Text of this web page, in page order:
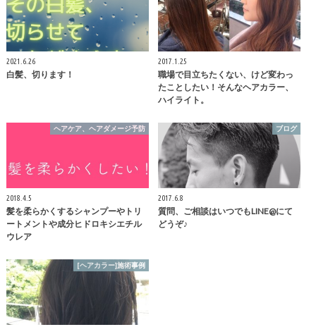
2021.6.26
白髪、切ります！
2017.1.25
職場で目立ちたくない、けど変わっ
たことしたい！そんなヘアカラー、
ハイライト。
ヘアケア、ヘアダメージ予防
2018.4.5
髪を柔らかくするシャンプーやトリ
ートメントや成分ヒドロキシエチル
ウレア
ブログ
2017.6.8
質問、ご相談はいつでもLINE@にて
どうぞ♪
[ヘアカラー]施術事例